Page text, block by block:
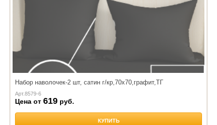
Набор наволочек-2 шт, сатин г/кр,70х70,графит,ТГ
Арт.8579-6
Цена от 619 руб.
КУПИТЬ